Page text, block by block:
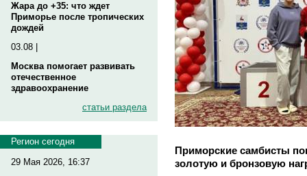
Жара до +35: что ждет
Приморье после тропических
дождей
03.08 |
Москва помогает развивать
отечественное
здравоохранение
статьи раздела
Регион сегодня
29 Мая 2026, 16:37
Приморские самбисты
золотую и бронзовую